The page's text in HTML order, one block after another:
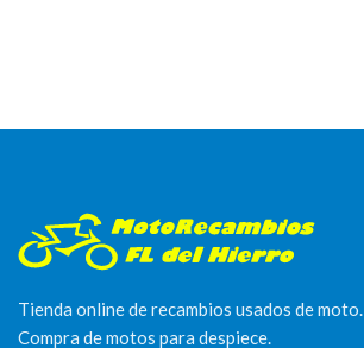
Tienda online de recambios usados de moto.
Compra de motos para despiece.